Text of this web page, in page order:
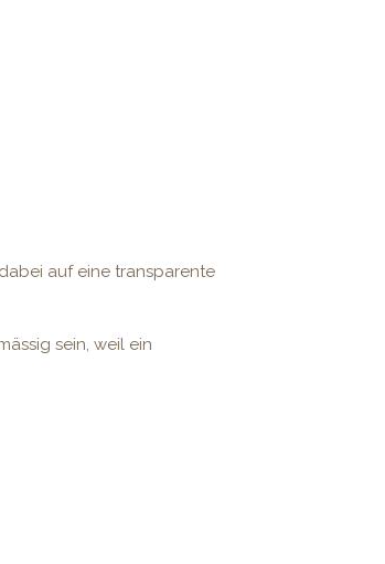
auf eine transparente
sein, weil ein